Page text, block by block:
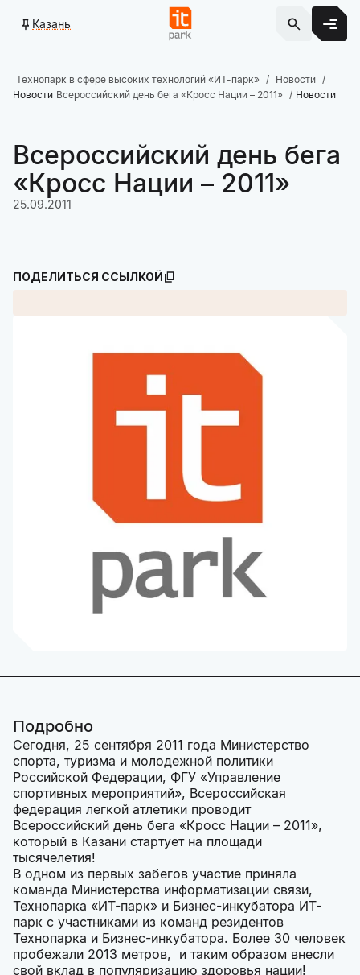
Казань
Технопарк в сфере высоких технологий «ИТ-парк»
Новости
Новости Всероссийский день бега «Кросс Нации – 2011» Новости
Всероссийский день бега
«Кросс Нации – 2011»
25.09.2011
ПОДЕЛИТЬСЯ ССЫЛКОЙ
Подробно
Сегодня, 25 сентября 2011 года Министерство
спорта, туризма и молодежной политики
Российской Федерации, ФГУ «Управление
спортивных мероприятий», Всероссийская
федерация легкой атлетики проводит
Всероссийский день бега «Кросс Нации – 2011»,
который в Казани стартует на площади
тысячелетия!
В одном из первых забегов участие приняла
команда Министерства информатизации связи,
Технопарка «ИТ-парк» и Бизнес-инкубатора ИТ-
парк с участниками из команд резидентов
Технопарка и Бизнес-инкубатора. Более 30 человек
пробежали 2013 метров, и таким образом внесли
свой вклад в популяризацию здоровья нации!